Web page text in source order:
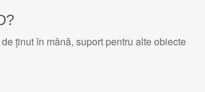
ținut în mână, suport pentru alte obiecte